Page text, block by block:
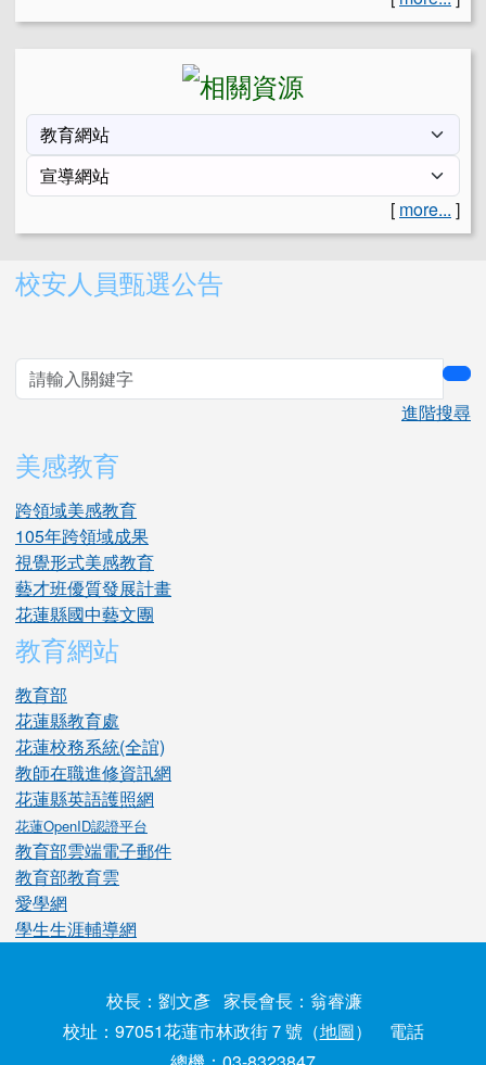
[ more... ]
右邊區域內容
校安人員甄選公告
進階搜尋
美感教育
跨領域美感教育
105年跨領域成果
視覺形式美感教育
藝才班優質發展計畫
花蓮縣國中藝文團
教育網站
教育部
花蓮縣教育處
花蓮校務系統(全誼)
教師在職進修資訊網
花蓮縣英語護照網
花蓮OpenID認證平台
教育部雲端電子郵件
教育部教育雲
愛學網
學生生涯輔導網
校長：劉文彥 家長會長：翁睿濂
校址：97051花蓮市林政街７號（地圖） 電話